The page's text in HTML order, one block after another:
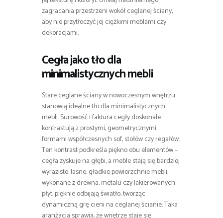
zagracania przestrzeni wokół ceglanej ściany,
aby nie przytłoczyć jej ciężkimi meblami czy
dekoracjami.
Cegła jako tło dla
minimalistycznych mebli
Stare ceglane ściany w nowoczesnym wnętrzu
stanowią idealne tło dla minimalistycznych
mebli. Surowość i faktura cegły doskonale
kontrastują z prostymi, geometrycznymi
formami współczesnych sof, stołów czy regałów.
Ten kontrast podkreśla piękno obu elementów –
cegła zyskuje na głębi, a meble stają się bardziej
wyraziste. Jasne, gładkie powierzchnie mebli,
wykonane z drewna, metalu czy lakierowanych
płyt, pięknie odbijają światło, tworząc
dynamiczną grę cieni na ceglanej ścianie. Taka
aranżacja sprawia, że wnętrze staje się